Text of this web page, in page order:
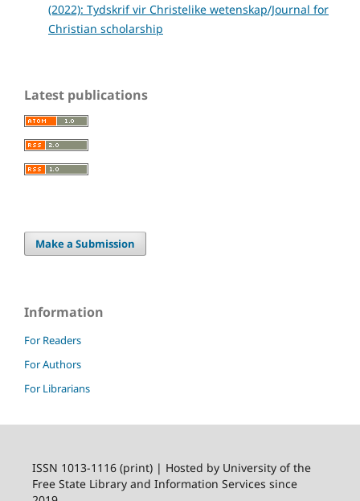
(2022): Tydskrif vir Christelike wetenskap/Journal for
Christian scholarship
Latest publications
Make a Submission
Information
For Readers
For Authors
For Librarians
ISSN 1013-1116 (print) | Hosted by University of the
Free State Library and Information Services since